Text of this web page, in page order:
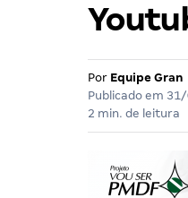
Por Equipe Gran
Publicado em
2 min. de leitura